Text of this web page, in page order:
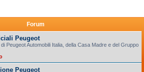
Forum
Peugeot
Peugeot Automobili Italia, della Casa Madre e del Gruppo
Peugeot